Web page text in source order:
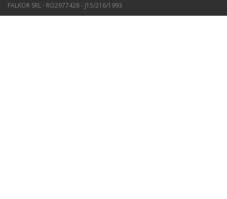
FALKOR SRL - RO2977428 - J15/216/1993